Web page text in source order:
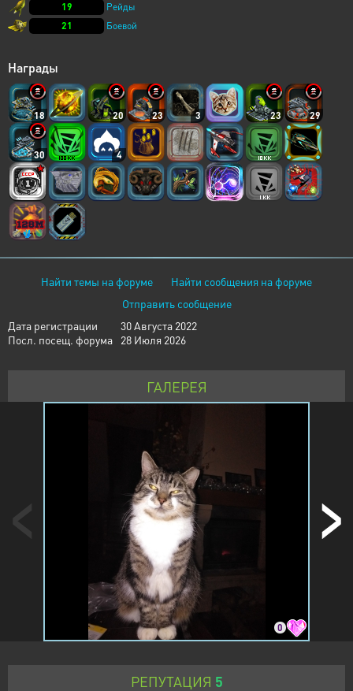
19
Рейды
21
Боевой
Награды
18 20 23 3 23 29
30 4
Найти темы на форуме
Найти сообщения на форуме
Отправить сообщение
Дата регистрации
30 Августа 2022
Посл. посещ. форума
28 Июля 2026
ГАЛЕРЕЯ
0
РЕПУТАЦИЯ 5